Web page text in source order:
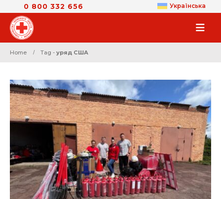
0 800 332 656 Українська
Home Tag - уряд США